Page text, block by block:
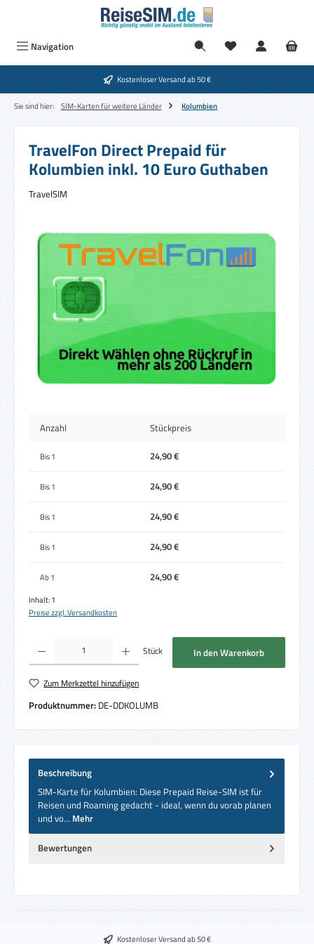
Zum Hauptinhalt springen
Navigation
Kostenloser Versand ab 50 €
Sie sind hier: SIM-Karten für weitere Länder Kolumbien
TravelFon Direct Prepaid für
Kolumbien inkl. 10 Euro Guthaben
TravelSIM
Bildergalerie überspringen
Anzahl Stückpreis
Bis1 24,90 €
Bis1 24,90 €
Bis1 24,90 €
Bis1 24,90 €
Ab1 24,90 €
Inhalt:1
Preise zzgl. Versandkosten
Produkt Anzahl: Gib den gewünschten Wert ein oder benutze die Schaltflächen um
Stück In den Warenkorb
Zum Merkzettel hinzufügen
Produktnummer: DE-DDKOLUMB
Beschreibung
SIM-Karte für Kolumbien: Diese Prepaid Reise-SIM ist für
Reisen und Roaming gedacht - ideal, wenn du vorab planen
und vo… Mehr
Bewertungen
Kostenloser Versand ab 50 €